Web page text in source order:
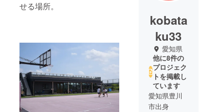
せる場所。
kobata
ku33
愛知県
他に8件の
プロジェク
トを掲載し
ています
愛知県豊川
市出身